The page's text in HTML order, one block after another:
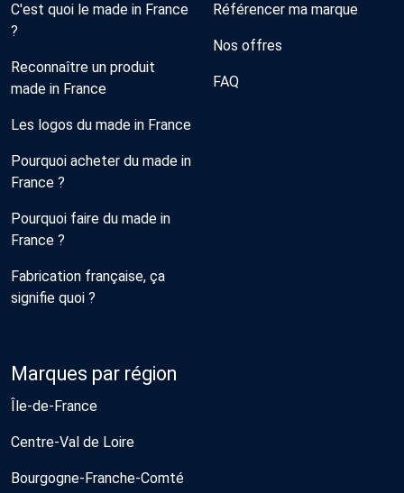
C'est quoi le made in France
?
Reconnaître un produit
made in France
Les logos du made in France
Pourquoi acheter du made in
France ?
Pourquoi faire du made in
France ?
Fabrication française, ça
signifie quoi ?
Référencer ma marque
Nos offres
FAQ
Marques par région
Île-de-France
Centre-Val de Loire
Bourgogne-Franche-Comté